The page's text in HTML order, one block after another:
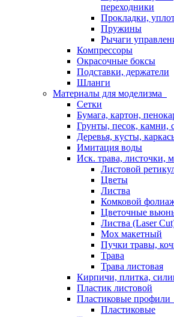
переходники
Прокладки,
Пружины
Рычаги
Компрессоры
Окрасочные боксы
Подставки, держатели
Шланги
Материалы для моделизма
Сетки
Бумага, картон,
Грунты, песок, камни,
Деревья, кусты,
Имитация воды
Иск. трава, листочки,
Листовой
Цветы
Листва
Комковой
Цветочные
Листва (Laser
Мох макетный
Пучки травы,
Трава
Трава листовая
Кирпичи, плитка,
Пластик листовой
Пластиковые профили
Пластиковые